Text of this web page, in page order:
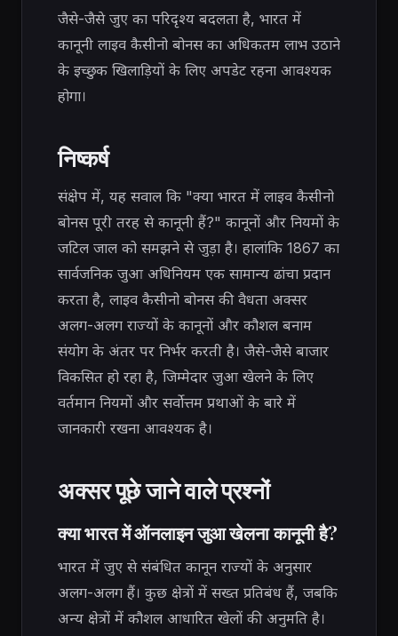
जैसे-जैसे जुए का परिदृश्य बदलता है, भारत में
कानूनी लाइव कैसीनो बोनस का अधिकतम लाभ उठाने
के इच्छुक खिलाड़ियों के लिए अपडेट रहना आवश्यक
होगा।
निष्कर्ष
संक्षेप में, यह सवाल कि "क्या भारत में लाइव कैसीनो
बोनस पूरी तरह से कानूनी हैं?" कानूनों और नियमों के
जटिल जाल को समझने से जुड़ा है। हालांकि 1867 का
सार्वजनिक जुआ अधिनियम एक सामान्य ढांचा प्रदान
करता है, लाइव कैसीनो बोनस की वैधता अक्सर
अलग-अलग राज्यों के कानूनों और कौशल बनाम
संयोग के अंतर पर निर्भर करती है। जैसे-जैसे बाजार
विकसित हो रहा है, जिम्मेदार जुआ खेलने के लिए
वर्तमान नियमों और सर्वोत्तम प्रथाओं के बारे में
जानकारी रखना आवश्यक है।
अक्सर पूछे जाने वाले प्रश्नों
क्या भारत में ऑनलाइन जुआ खेलना कानूनी है?
भारत में जुए से संबंधित कानून राज्यों के अनुसार
अलग-अलग हैं। कुछ क्षेत्रों में सख्त प्रतिबंध हैं, जबकि
अन्य क्षेत्रों में कौशल आधारित खेलों की अनुमति है।